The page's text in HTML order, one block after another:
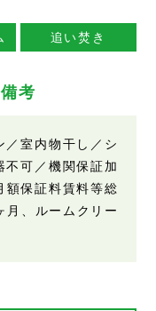
追い焚き
考
／室内物干し／シ
不可／機関保証加
額保証料賃料等総
、ルームクリー